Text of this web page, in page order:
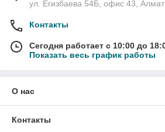
ул. Егизбаева 54Б, офис 43,
Контакты
Сегодня работает с 10:00 до
Показать весь график работы
О нас
Контакты